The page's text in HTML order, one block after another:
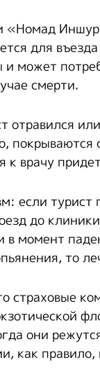
«Номад
для
может
смерти.
отравился
к врачу
если турист
до
момент
то
страховые
они
как